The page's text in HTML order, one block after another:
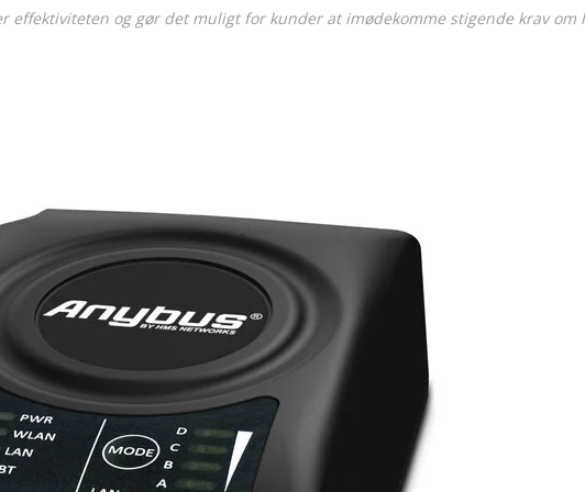
effektiviteten og gør det muligt for kunder at imødekomme stigende krav om